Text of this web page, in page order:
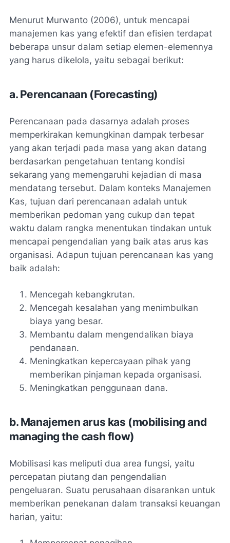
Menurut Murwanto (2006), untuk mencapai
manajemen kas yang efektif dan efisien terdapat
beberapa unsur dalam setiap elemen-elemennya
yang harus dikelola, yaitu sebagai berikut:
a. Perencanaan (Forecasting)
Perencanaan pada dasarnya adalah proses
memperkirakan kemungkinan dampak terbesar
yang akan terjadi pada masa yang akan datang
berdasarkan pengetahuan tentang kondisi
sekarang yang memengaruhi kejadian di masa
mendatang tersebut. Dalam konteks Manajemen
Kas, tujuan dari perencanaan adalah untuk
memberikan pedoman yang cukup dan tepat
waktu dalam rangka menentukan tindakan untuk
mencapai pengendalian yang baik atas arus kas
organisasi. Adapun tujuan perencanaan kas yang
baik adalah:
Mencegah kebangkrutan.
Mencegah kesalahan yang menimbulkan
biaya yang besar.
Membantu dalam mengendalikan biaya
pendanaan.
Meningkatkan kepercayaan pihak yang
memberikan pinjaman kepada organisasi.
Meningkatkan penggunaan dana.
b. Manajemen arus kas (mobilising and
managing the cash flow)
Mobilisasi kas meliputi dua area fungsi, yaitu
percepatan piutang dan pengendalian
pengeluaran. Suatu perusahaan disarankan untuk
memberikan penekanan dalam transaksi keuangan
harian, yaitu: